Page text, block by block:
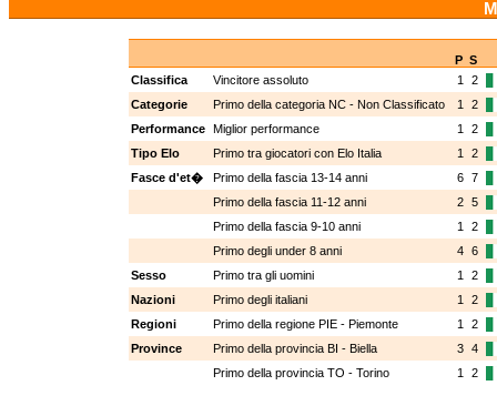
P S
Classifica
Vincitore assoluto 1
2
Categorie
Primo della categoria NC - Non Classificato 1
2
Performance Miglior performance 1
2
Tipo Elo
Primo tra giocatori con Elo Italia 1
2
Fasce d'et�
Primo della fascia 13-14 anni 6 7
Primo della fascia 11-12 anni
2 5
Primo della fascia 9-10 anni
1
2
Primo degli under 8 anni
4 6
Sesso
Primo tra gli uomini 1
2
Nazioni
Primo degli italiani 1
2
Regioni
Primo della regione PIE - Piemonte 1
2
Province
Primo della provincia BI - Biella 3 4
Primo della provincia TO - Torino
1 2